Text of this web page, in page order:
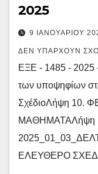
2025
9 ΙΑΝΟΥΑΡΊΟΥ
ΔΕΝ ΥΠΆΡΧΟΥΝ
ΕΞΕ - 1485 - 2025 -
των υποψηφίων
ΣχέδιοΛήψη 10.
ΜΑΘΗΜΑΤΑΛήψη
ΕΛΕΥΘΕΡΟ